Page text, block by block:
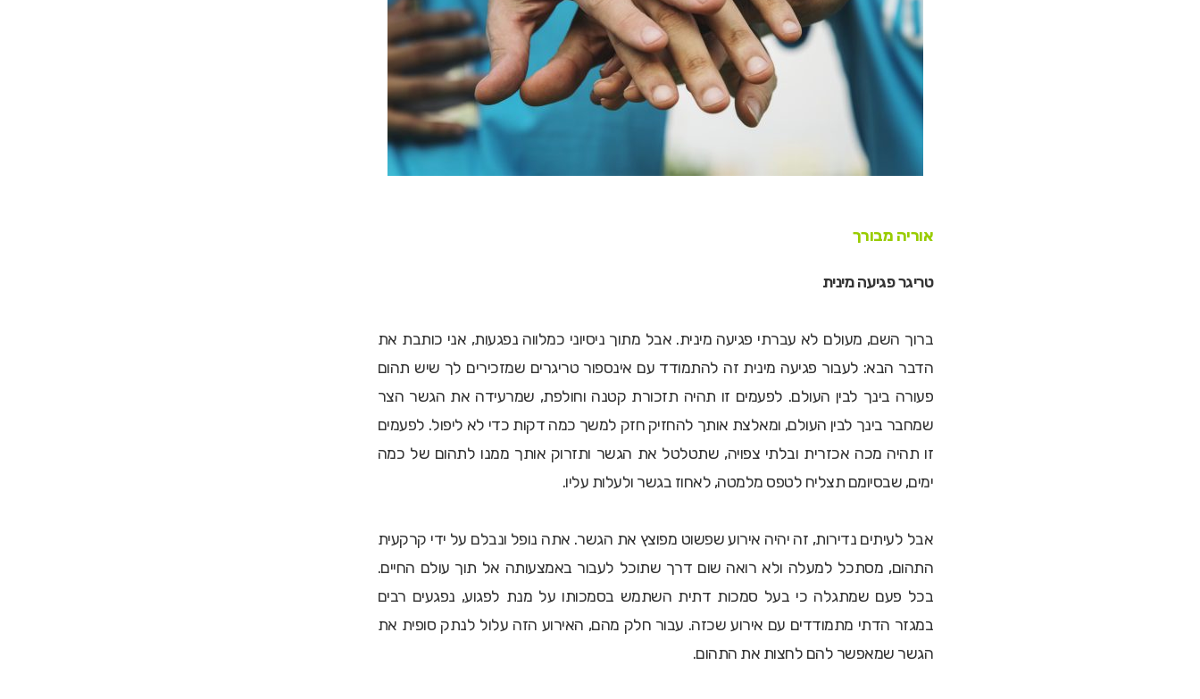
אוריה מבורך
טריגר פגיעה מינית
ברוך השם, מעולם לא עברתי פגיעה מינית. אבל מתוך ניסיוני כמלווה נפגעות, אני כותבת את
הדבר הבא: לעבור פגיעה מינית זה להתמודד עם אינספור טריגרים שמזכירים לך שיש תהום
פעורה בינך לבין העולם. לפעמים זו תהיה תזכורת קטנה וחולפת, שמרעידה את הגשר הצר
שמחבר בינך לבין העולם, ומאלצת אותך להחזיק חזק למשך כמה דקות כדי לא ליפול. לפעמים
זו תהיה מכה אכזרית ובלתי צפויה, שתטלטל את הגשר ותזרוק אותך ממנו לתהום של כמה
ימים, שבסיומם תצליח לטפס מלמטה, לאחוז בגשר ולעלות עליו.
אבל לעיתים נדירות, זה יהיה אירוע שפשוט מפוצץ את הגשר. אתה נופל ונבלם על ידי קרקעית
התהום, מסתכל למעלה ולא רואה שום דרך שתוכל לעבור באמצעותה אל תוך עולם החיים.
בכל פעם שמתגלה כי בעל סמכות דתית השתמש בסמכותו על מנת לפגוע, נפגעים רבים
במגזר הדתי מתמודדים עם אירוע שכזה. עבור חלק מהם, האירוע הזה עלול לנתק סופית את
הגשר שמאפשר להם לחצות את התהום.